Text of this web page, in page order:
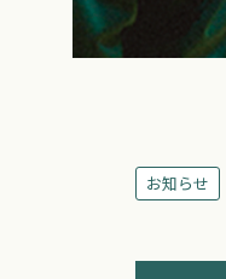
お知らせ